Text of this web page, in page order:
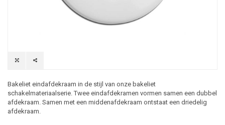
Bakeliet eindafdekraam in de stijl van onze bakeliet
schakelmateriaalserie. Twee eindafdekramen vormen samen een dubbel
afdekraam. Samen met een middenafdekraam ontstaat een driedelig
afdekraam.